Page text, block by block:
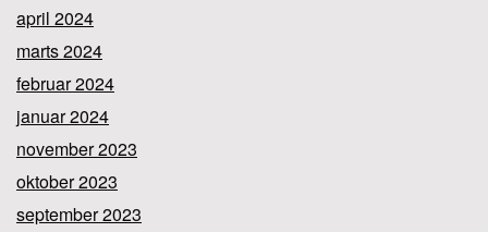
april 2024
marts 2024
februar 2024
januar 2024
november 2023
oktober 2023
september 2023